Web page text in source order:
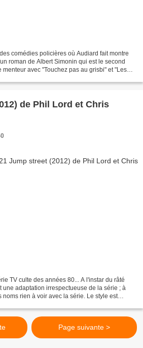
comédies policières où Audiard fait montre
roman de Albert Simonin qui est le second
avec "Touchez pas au grisbi" et "Les
de Phil Lord et Chris
TV culte des années 80... A l'instar du râté
une adaptation irrespectueuse de la série ; à
noms rien à voir avec la série. Le style est
Page suivante >